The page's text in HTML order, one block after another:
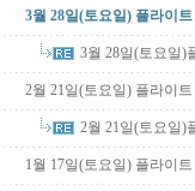
3월 28일(토요일) 플라이
3월 28일(토요일)
2월 21일(토요일) 플라이
2월 21일(토요일)
1월 17일(토요일) 플라이